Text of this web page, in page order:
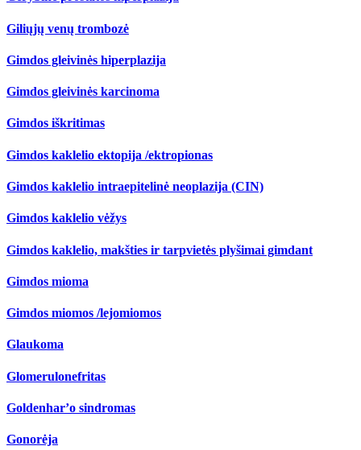
Giliųjų venų trombozė
Gimdos gleivinės hiperplazija
Gimdos gleivinės karcinoma
Gimdos iškritimas
Gimdos kaklelio ektopija /ektropionas
Gimdos kaklelio intraepitelinė neoplazija (CIN)
Gimdos kaklelio vėžys
Gimdos kaklelio, makšties ir tarpvietės plyšimai gimdant
Gimdos mioma
Gimdos miomos /lejomiomos
Glaukoma
Glomerulonefritas
Goldenhar’o sindromas
Gonorėja